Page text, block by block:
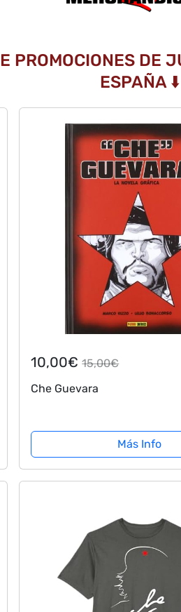
PROMOCIONES DE
ESPAÑA ⬇️
10,00€15,00€
Che Guevara
Más Info